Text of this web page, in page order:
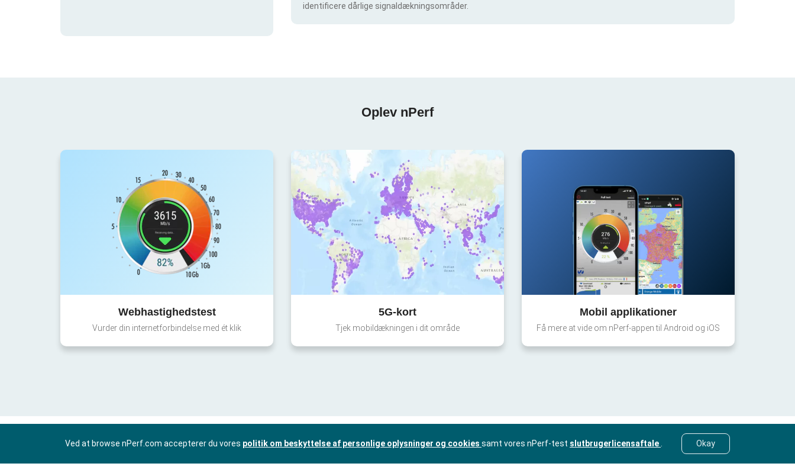
identificere dårlige signaldækningsområder.
Oplev nPerf
Webhastighedstest
Vurder din internetforbindelse med ét klik
5G-kort
Tjek mobildækningen i dit område
Mobil applikationer
Få mere at vide om nPerf-appen til Android og iOS
Ved at browse nPerf.com accepterer du vores politik om beskyttelse af personlige oplysninger og cookies samt vores nPerf-test slutbrugerlicensaftale Okay